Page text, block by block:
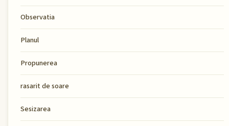
Observatia
Planul
Propunerea
rasarit de soare
Sesizarea